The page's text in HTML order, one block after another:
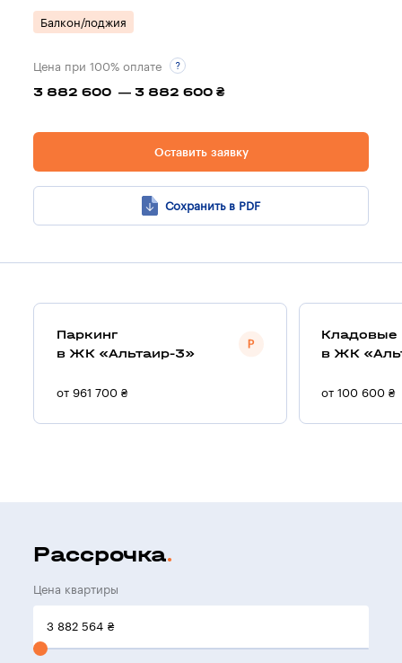
Балкон/лоджия
Цена при 100% оплате
3 882 600 — 3 882 600 ₴
Оставить заявку
Сохранить в PDF
Паркинг
в ЖК «Альтаир-3»
от 961 700 ₴
Кладовые
в ЖК
от 100 600 ₴
Рассрочка
Цена квартиры
3 882 564 ₴